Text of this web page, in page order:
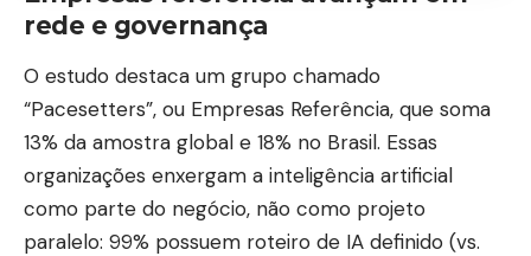
rede e governança
O estudo destaca um grupo chamado
“Pacesetters”, ou Empresas Referência, que soma
13% da amostra global e 18% no Brasil. Essas
organizações enxergam a inteligência artificial
como parte do negócio, não como projeto
paralelo: 99% possuem roteiro de IA definido (vs.